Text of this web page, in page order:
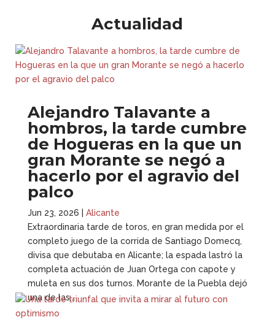
Actualidad
Alejandro Talavante a
hombros, la tarde cumbre
de Hogueras en la que un
gran Morante se negó a
hacerlo por el agravio del
palco
Jun 23, 2026
Alicante
Extraordinaria tarde de toros, en gran medida por el
completo juego de la corrida de Santiago Domecq,
divisa que debutaba en Alicante; la espada lastró la
completa actuación de Juan Ortega con capote y
muleta en sus dos turnos. Morante de la Puebla dejó
una de las...